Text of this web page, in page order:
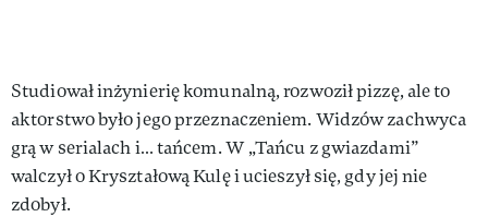
Studiował inżynierię komunalną, rozwoził pizzę, ale to
aktorstwo było jego przeznaczeniem. Widzów zachwyca
grą w serialach i… tańcem. W „Tańcu z gwiazdami”
walczył o Kryształową Kulę i ucieszył się, gdy jej nie
zdobył.